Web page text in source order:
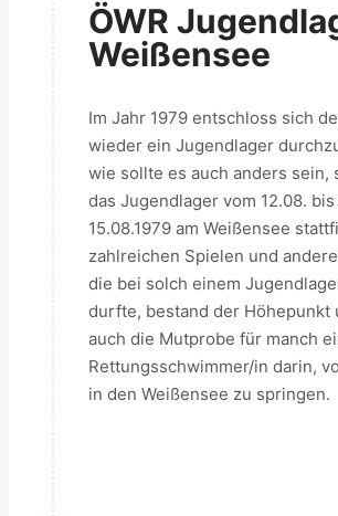
ÖWR
Weißensee
Im Jahr 1979 entschloss sich
wieder ein Jugendlager
wie sollte es auch anders sein,
das Jugendlager vom 12.08. bis
15.08.1979 am Weißensee
zahlreichen Spielen und
die bei solch einem
durfte, bestand der Höhepunkt
auch die Mutprobe für manch
Rettungsschwimmer/in darin,
in den Weißensee zu springen.